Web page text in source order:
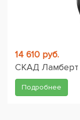
14 610 руб.
СКАД Ламберт
Подробнее